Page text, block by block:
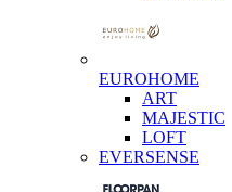
EUROHOME
ART
MAJESTIC
LOFT
EVERSENSE